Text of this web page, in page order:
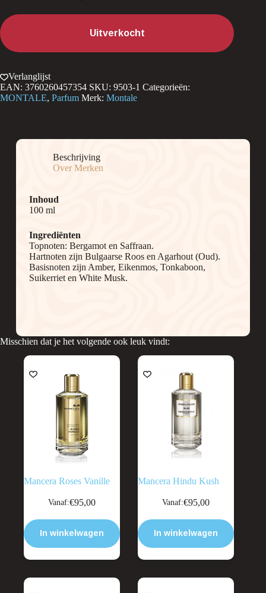
Uitverkocht
Verlanglijst
EAN: 3760260457354 SKU: 9503-1 Categorieën:
MONTALE, Parfum Merk: Montale
Beschrijving
Over Merken
Inhoud
100 ml
Ingrediënten
Topnoten: Bergamot en Saffraan.
Hartnoten zijn Bulgaarse Roos en Agarhout (Oud).
Basisnoten zijn Amber, Eikenmos, Tonkaboon,
Suikerriet en White Musk.
Misschien dat je het volgende ook leuk vindt:
Mancera Roses Vanille
Vanaf:€95,00
In winkelwagen
product
variaties.
Deze
optie
gekozen
Mancera Hindu Kush
Vanaf:€95,00
In winkelwagen
product
variaties.
Deze
optie
gekozen